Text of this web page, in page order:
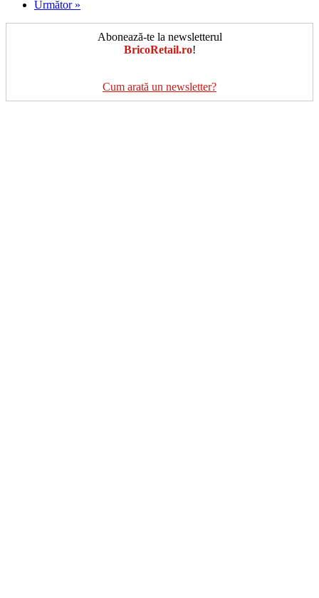
Următor »
Abonează-te la newsletterul
BricoRetail.ro!
Cum arată un newsletter?